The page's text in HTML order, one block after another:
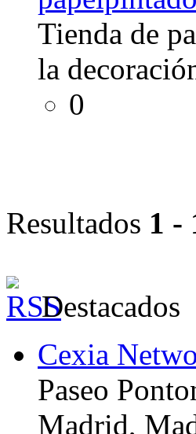
Tienda de
la
0
Resultados 1 -
Destacados
Cexia
Paseo
Madrid,